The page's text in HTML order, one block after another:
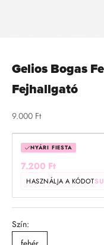
Gelios Bogas
Fejhallgató
Értékesítés
9.000 Ft
NYÁRI FIESTA
7.200 Ft
HASZNÁLJA A KÓDOT
Szín: